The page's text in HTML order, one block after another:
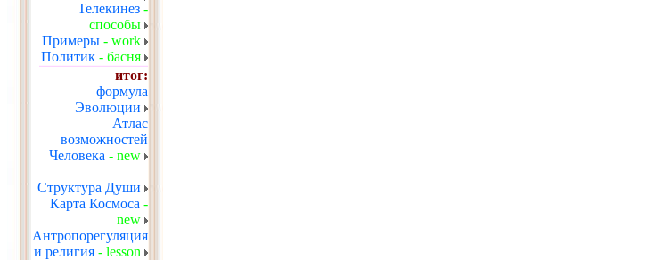
Телекинез -
способы
Примеры - work
Политик - басня
итог:
формула
Эволюции
Атлас
возможностей
Человека - new
Структура Души
Карта Космоса -
new
Антропорегуляция
и религия - lesson